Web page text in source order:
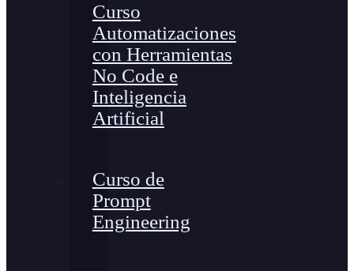
Curso
Automatizaciones
con Herramientas
No Code e
Inteligencia
Artificial
Curso de
Prompt
Engineering